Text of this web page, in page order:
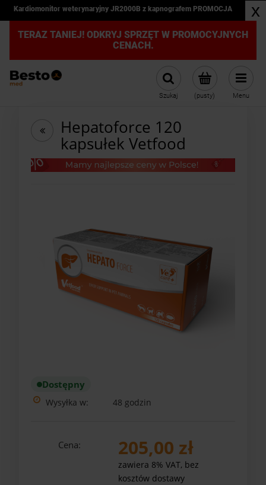
Kardiomonitor weterynaryjny JR2000B z kapnografem PROMOCJA x
TERAZ TANIEJ! ODKRYJ SPRZĘT W PROMOCYJNYCH
CENACH.
(pusty)
Szukaj Menu
Hepatoforce 120
kapsułek Vetfood
Dostępny
Wysyłka w: 48 godzin
Cena: 205,00 zł
zawiera 8% VAT, bez
kosztów dostawy